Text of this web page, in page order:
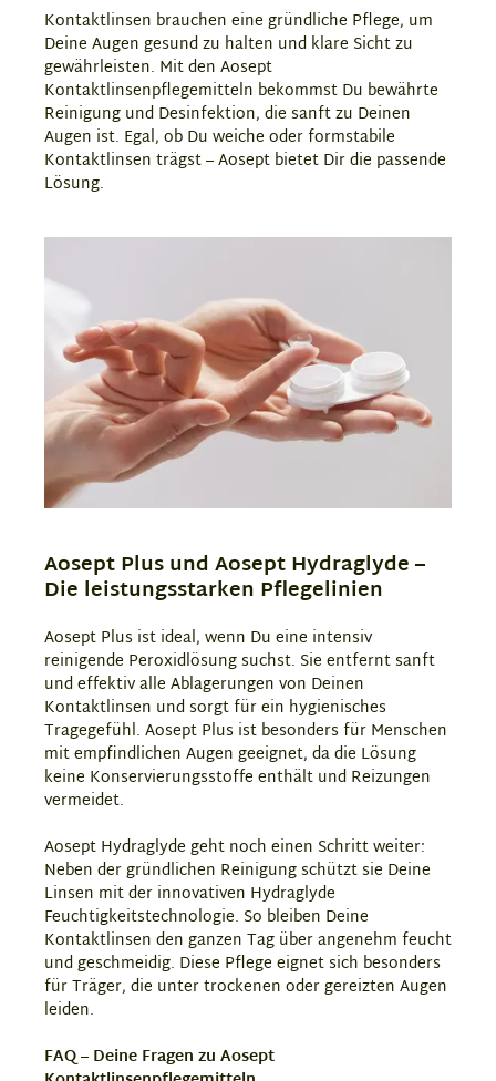
Kontaktlinsen brauchen eine gründliche Pflege, um
Deine Augen gesund zu halten und klare Sicht zu
gewährleisten. Mit den Aosept
Kontaktlinsenpflegemitteln bekommst Du bewährte
Reinigung und Desinfektion, die sanft zu Deinen
Augen ist. Egal, ob Du weiche oder formstabile
Kontaktlinsen trägst – Aosept bietet Dir die passende
Lösung.
Aosept Plus und Aosept Hydraglyde –
Die leistungsstarken Pflegelinien
Aosept Plus ist ideal, wenn Du eine intensiv
reinigende Peroxidlösung suchst. Sie entfernt sanft
und effektiv alle Ablagerungen von Deinen
Kontaktlinsen und sorgt für ein hygienisches
Tragegefühl. Aosept Plus ist besonders für Menschen
mit empfindlichen Augen geeignet, da die Lösung
keine Konservierungsstoffe enthält und Reizungen
vermeidet.
Aosept Hydraglyde geht noch einen Schritt weiter:
Neben der gründlichen Reinigung schützt sie Deine
Linsen mit der innovativen Hydraglyde
Feuchtigkeitstechnologie. So bleiben Deine
Kontaktlinsen den ganzen Tag über angenehm feucht
und geschmeidig. Diese Pflege eignet sich besonders
für Träger, die unter trockenen oder gereizten Augen
leiden.
FAQ – Deine Fragen zu Aosept